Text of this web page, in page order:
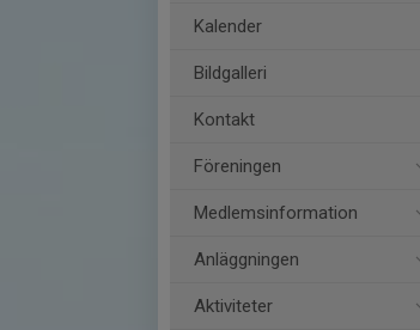
Kalender
Bildgalleri
Kontakt
Föreningen
Medlemsinformation
Anläggningen
Aktiviteter